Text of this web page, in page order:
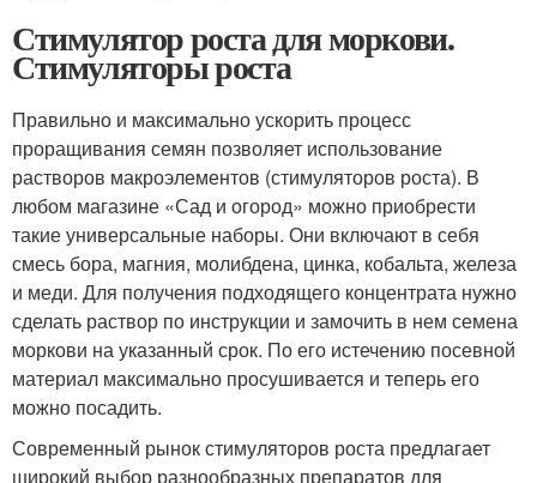
Стимулятор роста для моркови.
Стимуляторы роста
Правильно и максимально ускорить процесс
проращивания семян позволяет использование
растворов макроэлементов (стимуляторов роста). В
любом магазине «Сад и огород» можно приобрести
такие универсальные наборы. Они включают в себя
смесь бора, магния, молибдена, цинка, кобальта, железа
и меди. Для получения подходящего концентрата нужно
сделать раствор по инструкции и замочить в нем семена
моркови на указанный срок. По его истечению посевной
материал максимально просушивается и теперь его
можно посадить.
Современный рынок стимуляторов роста предлагает
широкий выбор разнообразных препаратов для